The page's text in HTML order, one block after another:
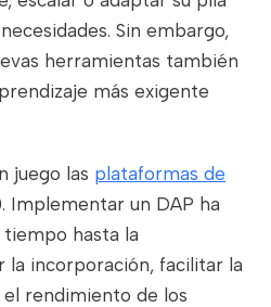
Sin embargo,
herramientas también
más exigente
juego las plataformas de
Implementar un DAP ha
hasta la
la incorporación, facilitar la
rendimiento de los